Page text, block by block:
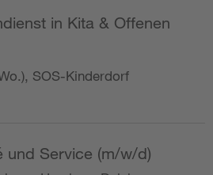
in Kita & Offenen
SOS-Kinderdorf
und Service (m/w/d)